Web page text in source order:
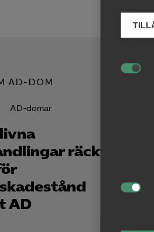
AD-DOM
AD-domar
räckte
AD